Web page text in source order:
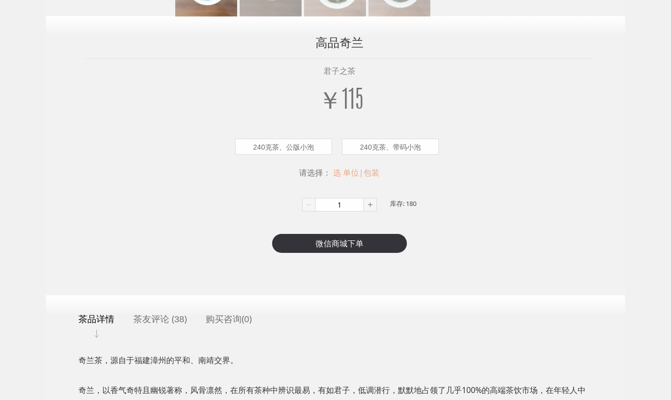
高品奇兰
君子之茶
￥115
240克茶、公版小泡 240克茶、带码小泡
请选择： 选 单位|包装
库存: 180
茶品详情 茶友评论 (38) 购买咨询(0)
奇兰茶，源自于福建漳州的平和、南靖交界。
奇兰，以香气奇特且幽锐著称，风骨凛然，在所有茶种中辨识最易，有如君子，低调潜行，默默地占领了几乎100%的高端茶饮市场，在年轻人中